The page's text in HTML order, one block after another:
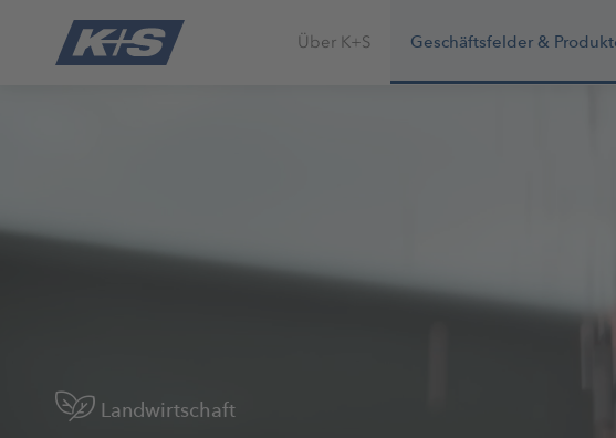
Über K+S Geschäftsfelder &
Landwirtschaft